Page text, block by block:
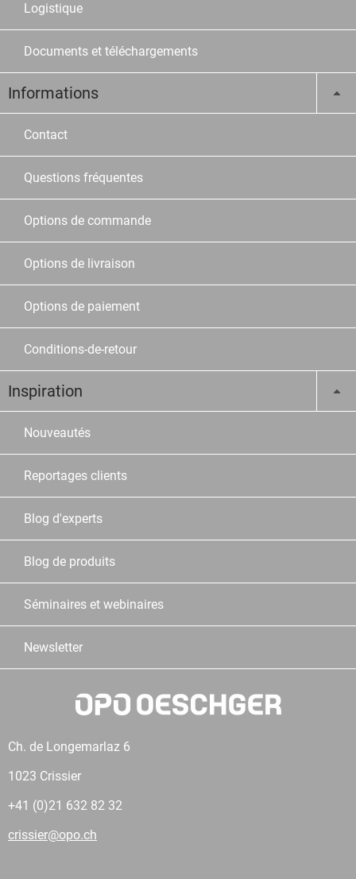
Logistique
Documents et téléchargements
Informations
Contact
Questions fréquentes
Options de commande
Options de livraison
Options de paiement
Conditions-de-retour
Inspiration
Nouveautés
Reportages clients
Blog d'experts
Blog de produits
Séminaires et webinaires
Newsletter
Ch. de Longemarlaz 6
1023 Crissier
+41 (0)21 632 82 32
crissier@opo.ch